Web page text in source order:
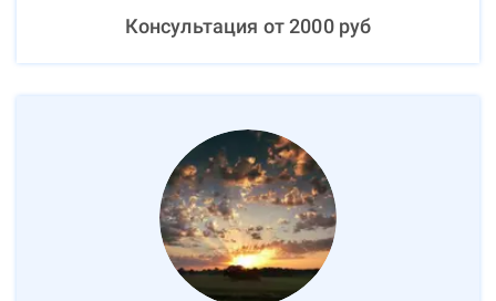
Консультация от2000руб